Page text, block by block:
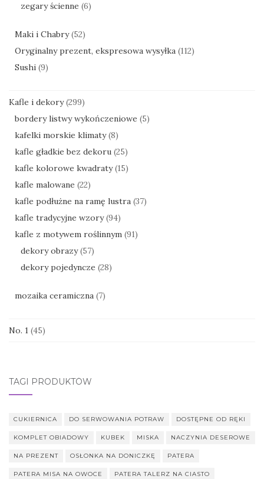
zegary ścienne (6)
Maki i Chabry (52)
Oryginalny prezent, ekspresowa wysyłka (112)
Sushi (9)
Kafle i dekory (299)
bordery listwy wykończeniowe (5)
kafelki morskie klimaty (8)
kafle gładkie bez dekoru (25)
kafle kolorowe kwadraty (15)
kafle malowane (22)
kafle podłużne na ramę lustra (37)
kafle tradycyjne wzory (94)
kafle z motywem roślinnym (91)
dekory obrazy (57)
dekory pojedyncze (28)
mozaika ceramiczna (7)
No. 1 (45)
TAGI PRODUKTÓW
CUKIERNICA DO SERWOWANIA POTRAW DOSTĘPNE OD RĘKI
KOMPLET OBIADOWY KUBEK MISKA NACZYNIA DESEROWE
NA PREZENT OSŁONKA NA DONICZKĘ PATERA
PATERA MISA NA OWOCE PATERA TALERZ NA CIASTO